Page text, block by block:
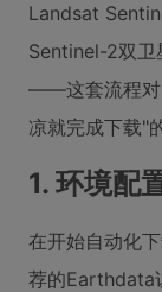
Landsat
Sentinel-2双卫
——这套流程对
凉就完成下载"
1. 环境配
在开始自动化
荐的Earthdata